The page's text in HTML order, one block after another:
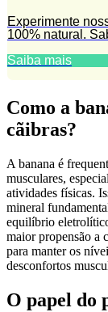
Experimente
100% natural.
Saiba mais
Como a
cãibras?
A banana é
musculares,
atividades físicas.
mineral
equilíbrio
maior propensão a
para manter os
desconfortos
O papel do